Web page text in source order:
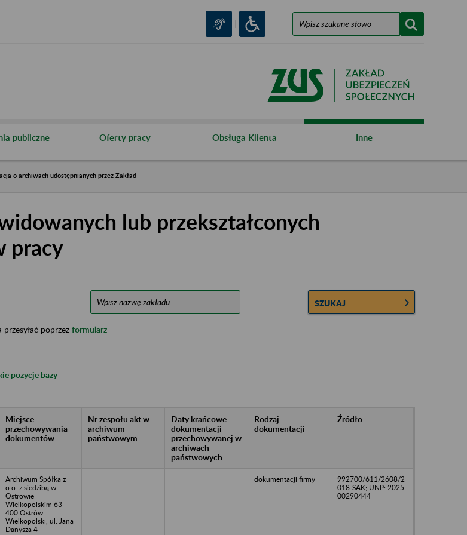
publiczne Oferty pracy Obsługa Klienta Inne
o archiwach udostępnianych przez Zakład
lub przekształconych
pracy
SZUKAJ
poprzez formularz
pozycje bazy
Miejsce
przechowywania
dokumentów
Nr zespołu akt w
archiwum
państwowym
Daty krańcowe
dokumentacji
przechowywanej w
archiwach
państwowych
Rodzaj
dokumentacji
Źródło
Archiwum Spółka z
o.o. z siedzibą w
Ostrowie
Wielkopolskim 63-
400 Ostrów
Wielkopolski, ul. Jana
Danysza 4
dokumentacji firmy
992700/611/2608/2
018-SAK; UNP: 2025-
00290444